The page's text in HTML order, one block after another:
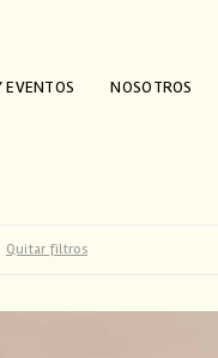
EVENTOS NOSOTROS
Quitar filtros